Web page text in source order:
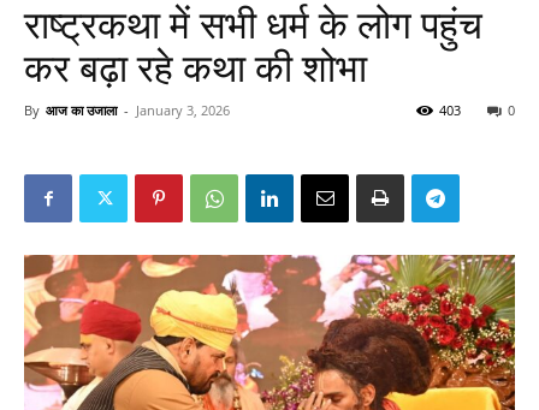
राष्ट्रकथा में सभी धर्म के लोग पहुंच
कर बढ़ा रहे कथा की शोभा
By आज का उजाला - January 3, 2026 0
403